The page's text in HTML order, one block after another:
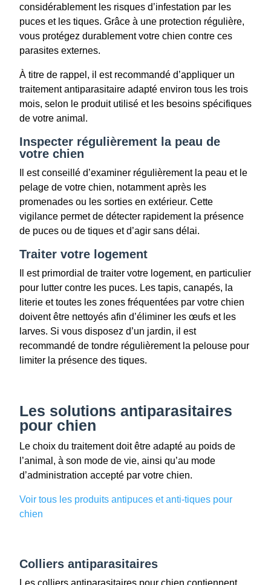
considérablement les risques d’infestation par les
puces et les tiques. Grâce à une protection régulière,
vous protégez durablement votre chien contre ces
parasites externes.
À titre de rappel, il est recommandé d’appliquer un
traitement antiparasitaire adapté environ tous les trois
mois, selon le produit utilisé et les besoins spécifiques
de votre animal.
Inspecter régulièrement la peau de
votre chien
Il est conseillé d’examiner régulièrement la peau et le
pelage de votre chien, notamment après les
promenades ou les sorties en extérieur. Cette
vigilance permet de détecter rapidement la présence
de puces ou de tiques et d’agir sans délai.
Traiter votre logement
Il est primordial de traiter votre logement, en particulier
pour lutter contre les puces. Les tapis, canapés, la
literie et toutes les zones fréquentées par votre chien
doivent être nettoyés afin d’éliminer les œufs et les
larves. Si vous disposez d’un jardin, il est
recommandé de tondre régulièrement la pelouse pour
limiter la présence des tiques.
Les solutions antiparasitaires
pour chien
Le choix du traitement doit être adapté au poids de
l’animal, à son mode de vie, ainsi qu’au mode
d’administration accepté par votre chien.
Voir tous les produits antipuces et anti-tiques pour
chien
Colliers antiparasitaires
Les colliers antiparasitaires pour chien contiennent